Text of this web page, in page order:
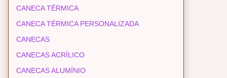
CANECA TÉRMICA
CANECA TÉRMICA PERSONALIZADA
CANECAS
CANECAS ACRÍLICO
CANECAS ALUMÍNIO